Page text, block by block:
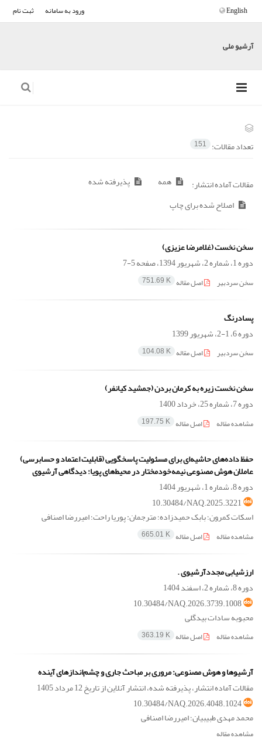
ورود به سامانه ثبت نام English
آرشیو ملی
تعداد مقالات: 151
مقالات آماده انتشار: همه
پذیرفته شده
اصلاح شده برای چاپ
سخن نخست (غلامرضا عزیزی)
دوره 1، شماره 2، شهریور 1394، صفحه
5-7
سخن سردبیر اصل مقاله 751.69 K
پسادرنگ
دوره 6، 1-2، شهریور 1399
سخن سردبیر اصل مقاله 104.08 K
سخن نخست زیره به کرمان بردن (جمشید کیانفر)
دوره 7، شماره 25، خرداد 1400
مشاهده مقاله اصل مقاله 197.75 K
حفظ داده‌های حاشیه‌ای برای مسئولیت پاسخگویی (قابلیت اعتماد و حسابرسی)
عاملان هوش مصنوعی نیمه‌خودمختار در محیط‌های پویا: دیدگاهی آرشیوی
دوره 8، شماره 1، شهریور 1404
10.30484/NAQ.2025.3221
اسکات کمرون؛ بابک حمیدزاده؛ مترجمان: پوریا راحت؛ امیررضا اصنافی
مشاهده مقاله اصل مقاله 665.01 K
ارزشیابی مجددآرشیوی .
دوره 8، شماره 2، اسفند 1404
10.30484/NAQ.2026.3739.1008
محبوبه سادات بیدگلی
مشاهده مقاله اصل مقاله 363.19 K
آرشیوها و هوش مصنوعی: مروری بر مباحث جاری و چشم‌اندازهای آینده
مقالات آماده انتشار، پذیرفته شده، انتشار آنلاین از تاریخ12 مرداد 1405
10.30484/NAQ.2026.4048.1024
محمد مهدی طبیبیان؛ امیررضا اصنافی
مشاهده مقاله